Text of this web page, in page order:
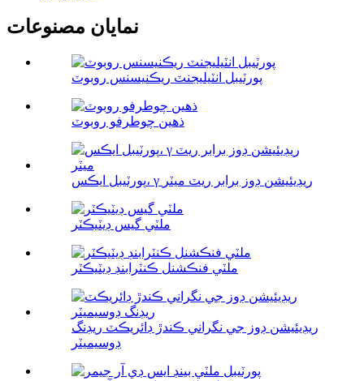
نمايان مصنوعات
پورٽيبل انٽيليجنٽ ريڪنيسنس روبوٽ
ذهين چوطرفو روبوٽ
پورٽيبل ايڪس، γ ريڊيئيشن ڊوز برابر ريٽ ميٽر
ملٽي گيس ڊيٽيڪٽر
ملٽي فنڪشنل ڪنٽرابنڊ ڊيٽيڪٽر
ريڊيئيشن ڊوز جي نگراني ڪندڙ ڊائريڪٽ ريڊنگ
ڊوسيميٽر